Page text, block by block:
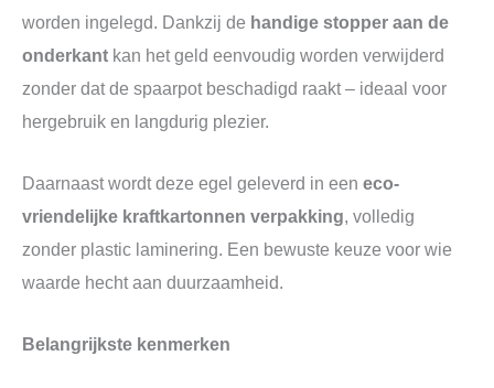
worden ingelegd. Dankzij de handige stopper aan de
onderkant kan het geld eenvoudig worden verwijderd
zonder dat de spaarpot beschadigd raakt – ideaal voor
hergebruik en langdurig plezier.
Daarnaast wordt deze egel geleverd in een eco-
vriendelijke kraftkartonnen verpakking, volledig
zonder plastic laminering. Een bewuste keuze voor wie
waarde hecht aan duurzaamheid.
Belangrijkste kenmerken